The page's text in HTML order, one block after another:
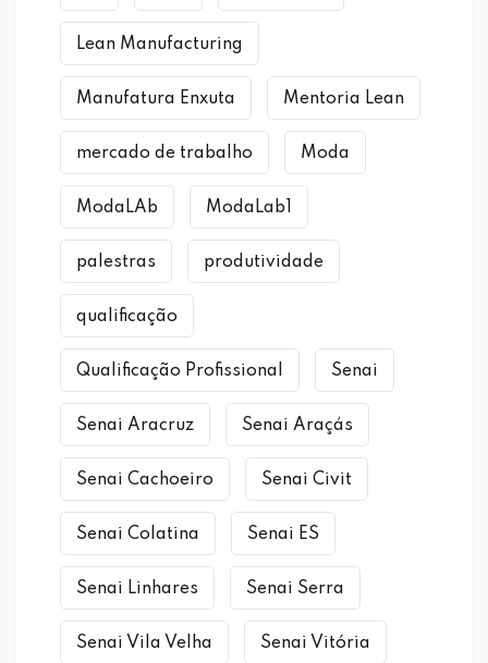
Lean Manufacturing
Manufatura Enxuta Mentoria Lean
mercado de trabalho Moda
ModaLAb ModaLab1
palestras produtividade
qualificação
Qualificação Profissional Senai
Senai Aracruz Senai Araçás
Senai Cachoeiro Senai Civit
Senai Colatina Senai ES
Senai Linhares Senai Serra
Senai Vila Velha Senai Vitória